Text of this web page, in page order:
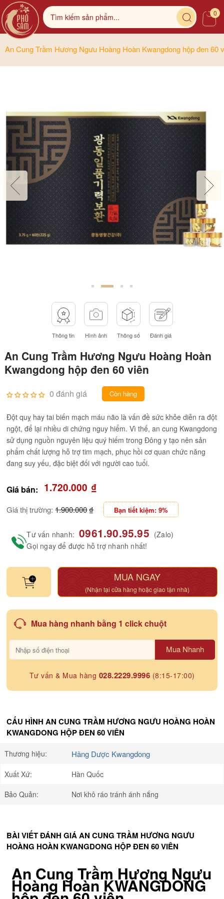
0
An Cung Trầm Hương Ngưu Hoàng Hoàn Kwangdong hộp đen 60
Thông tin Hình ảnh Thông số Đánh giá
An Cung Trầm Hương Ngưu Hoàng Hoàn
Kwangdong hộp đen 60 viên
0 đánh giá Còn hàng
Đột quỵ hay tai biến mạch máu não là vấn đề sức khỏe diễn ra đột
ngột, để lại nhiều di chứng nguy hiểm. Vì thế, an cung Kwangdong
sử dụng nguồn nguyên liệu quý hiếm trong Đông y tạo nên sản
phẩm chất lượng hỗ trợ tim mạch, phục hồi cơ quan chức năng
đang suy yếu, đặc biệt đối với người cao tuổi.
Giá bán: 1.720.000 ₫
Giá thị trường: 1.900.000₫ Bạn tiết kiệm: 9%
Tư vấn nhanh: 0961.90.95.95 (Zalo)
Gọi ngay để được hỗ trợ nhanh nhất!
MUA NGAY
(Nhận tại cửa hàng hoặc giao tận nhà)
Mua hàng nhanh bằng 1 click chuột
Mua Nhanh
Tư vấn & Mua hàng 028.2229.9996 (8:15-17:00)
CẤU HÌNH AN CUNG TRẦM HƯƠNG NGƯU HOÀNG HOÀN
KWANGDONG HỘP ĐEN 60 VIÊN
Thương hiệu: Hãng Dược Kwangdong
Xuất Xứ:
Hàn Quốc
Bảo Quản:
Nơi khô ráo tránh ánh nắng
BÀI VIẾT ĐÁNH GIÁ AN CUNG TRẦM HƯƠNG NGƯU
HOÀNG HOÀN KWANGDONG HỘP ĐEN 60 VIÊN
An Cung Trầm Hương Ngưu
Hoàng Hoàn KWANGDONG